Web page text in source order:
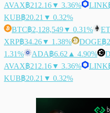
AVAX฿212.16▼ 3.36% LINK
KUB฿20.21 ▼ 0.32%
BTC฿2,128,549▼ 0.31%
XRP฿34.26▼ 1.38% DOGE฿
1.31%
ADA฿6.62 ▲ 4.90%
AVAX฿212.16▼ 3.36% LINK
KUB฿20.21 ▼ 0.32%